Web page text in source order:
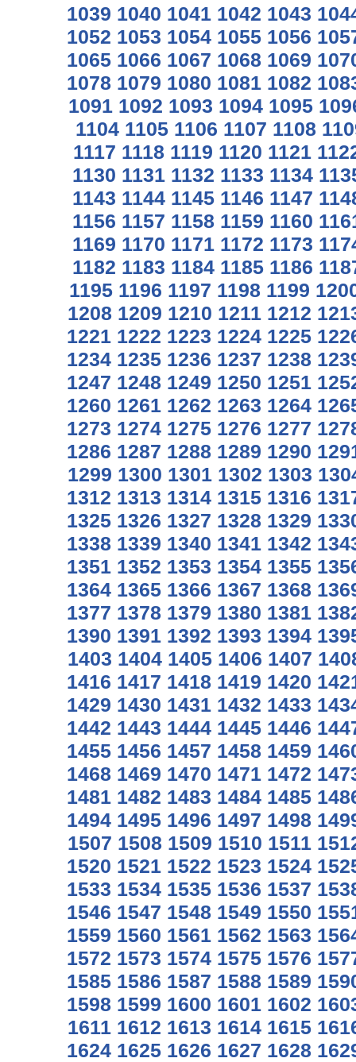
1039 1040 1041 1042 1043
1052 1053 1054 1055 1056
1065 1066 1067 1068 1069
1078 1079 1080 1081 1082
1091 1092 1093 1094 1095
1104 1105 1106 1107 1108
1117 1118 1119 1120 1121
1130 1131 1132 1133 1134
1143 1144 1145 1146 1147
1156 1157 1158 1159 1160
1169 1170 1171 1172 1173
1182 1183 1184 1185 1186
1195 1196 1197 1198 1199
1208 1209 1210 1211 1212
1221 1222 1223 1224 1225
1234 1235 1236 1237 1238
1247 1248 1249 1250 1251
1260 1261 1262 1263 1264
1273 1274 1275 1276 1277
1286 1287 1288 1289 1290
1299 1300 1301 1302 1303
1312 1313 1314 1315 1316
1325 1326 1327 1328 1329
1338 1339 1340 1341 1342
1351 1352 1353 1354 1355
1364 1365 1366 1367 1368
1377 1378 1379 1380 1381
1390 1391 1392 1393 1394
1403 1404 1405 1406 1407
1416 1417 1418 1419 1420
1429 1430 1431 1432 1433
1442 1443 1444 1445 1446
1455 1456 1457 1458 1459
1468 1469 1470 1471 1472
1481 1482 1483 1484 1485
1494 1495 1496 1497 1498
1507 1508 1509 1510 1511
1520 1521 1522 1523 1524
1533 1534 1535 1536 1537
1546 1547 1548 1549 1550
1559 1560 1561 1562 1563
1572 1573 1574 1575 1576
1585 1586 1587 1588 1589
1598 1599 1600 1601 1602
1611 1612 1613 1614 1615
1624 1625 1626 1627 1628